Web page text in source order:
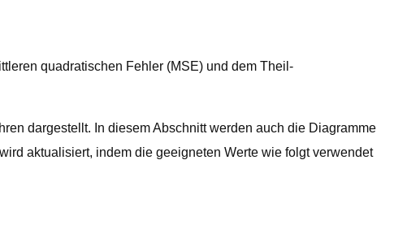
quadratischen Fehler (MSE) und dem Theil-
dargestellt. In diesem Abschnitt werden auch die Diagramme
aktualisiert, indem die geeigneten Werte wie folgt verwendet